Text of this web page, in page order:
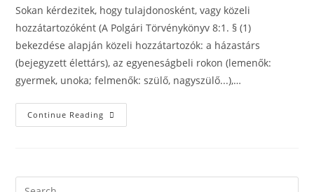
Sokan kérdezitek, hogy tulajdonosként, vagy közeli
hozzátartozóként (A Polgári Törvénykönyv 8:1. § (1)
bekezdése alapján közeli hozzátartozók: a házastárs
(bejegyzett élettárs), az egyeneságbeli rokon (lemenők:
gyermek, unoka; felmenők: szülő, nagyszülő...),…
Continue Reading